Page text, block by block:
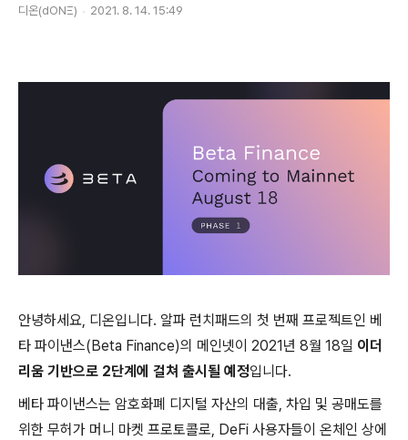
디온(dONΞ) 2021. 8. 14. 15:49
안녕하세요, 디온입니다. 알파 런치패드의 첫 번째 프로젝트인 베
타 파이낸스(Beta Finance)의 메인넷이 2021년 8월 18일 이더
리움 기반으로 2단계에 걸쳐 출시될 예정입니다.
베타 파이낸스는 암호화폐 디지털 자산의 대출, 차입 및 공매도를
위한 무허가 머니 마켓 프로토콜로, DeFi 사용자들이 온체인 상에